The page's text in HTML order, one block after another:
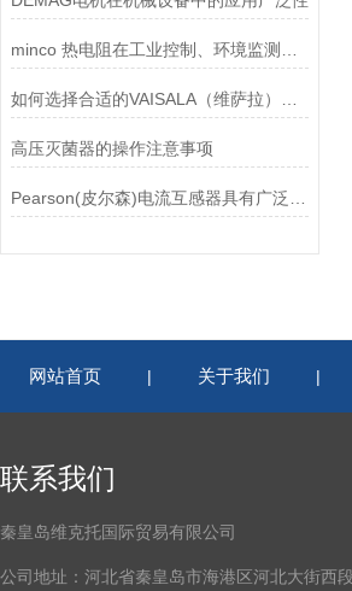
高压灭菌器的操作注意事项
网站首页 | 关于我们 |
联系我们
秦皇岛维克托国际贸易有限公司
公司地址：河北省秦皇岛市海港区河北大街西